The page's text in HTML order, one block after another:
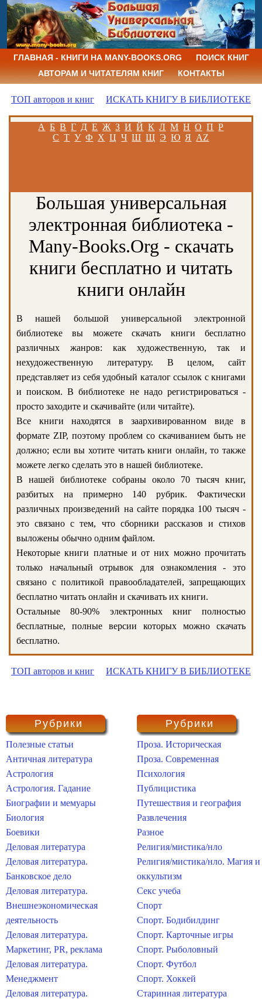
ГЛАВНАЯ - КНИГИ НА MANY-BOOKS.ORG
ПОИСК КНИГ
АВТОРАМ И ЧИТАТЕЛЯМ КНИГ
КОНТАКТЫ
ТОП авторов и книг ИСКАТЬ КНИГУ В БИБЛИОТЕКЕ
А Б В Г Д Е Ж З И Й К Л М Н О П Р
С Т У Ф Х Ц Ч Ш Щ Э Ю Я AZ
Большая универсальная
электронная библиотека -
Many-Books.Org - скачать
книги бесплатно и читать
книги онлайн
В нашей большой универсальной электронной
библиотеке вы можете скачать книги бесплатно
различных жанров: как художественную, так и
нехудожественную литературу. В целом, сайт
представляет из себя удобный каталог ссылок с книгами
и поиском. В библиотеке не надо регистрироваться -
просто заходите и скачивайте (или читайте).
Все книги находятся в заархивированном виде в
формате ZIP, поэтому проблем со скачиванием быть не
должно; если вы хотите читать книги онлайн, то также
можете легко сделать это в нашей библиотеке.
В нашей библиотеке собраны около 70 тысяч книг,
разбитых на примерно 140 рубрик. Фактически
различных произведений на сайте порядка 100 тысяч -
это связано с тем, что сборники рассказов и стихов
выложены обычно одним файлом.
Некоторые книги платные и от них можно прочитать
только начальный отрывок для ознакомления - это
связано с политикой правообладателей, запрещающих
бесплатно читать онлайн и скачивать их книги.
Остальные 80-90% электронных книг полностью
бесплатные, полные версии которых можно скачать
бесплатно.
ТОП авторов и книг ИСКАТЬ КНИГУ В БИБЛИОТЕКЕ
Рубрики
Полезные статьи
Античная литература
Астрология
Астрология. Гадание
Биографии и мемуары
Биология
Боевики
Деловая литература
Деловая литература.
Банковское дело
Деловая литература.
Внешнеэкономическая
деятельность
Деловая литература.
Маркетинг, PR, реклама
Деловая литература.
Менеджмент
Деловая литература.
Рубрики
Проза. Историческая
Проза. Современная
Психология
Публицистика
Путешествия и география
Развлечения
Разное
Религия/мистика/нло
Религия/мистика/нло. Магия и
оккультизм
Секс учеба
Спорт
Спорт. Бодибилдинг
Спорт. Карточные игры
Спорт. Рыболовный
Спорт. Футбол
Спорт. Хоккей
Старинная литература